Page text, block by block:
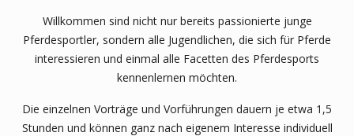
Willkommen sind nicht nur bereits passionierte junge
Pferdesportler, sondern alle Jugendlichen, die sich für Pferde
interessieren und einmal alle Facetten des Pferdesports
kennenlernen möchten.
Die einzelnen Vorträge und Vorführungen dauern je etwa 1,5
Stunden und können ganz nach eigenem Interesse individuell